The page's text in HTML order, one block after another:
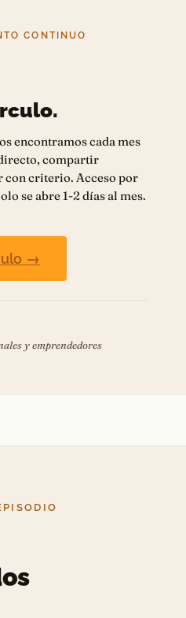
CONTINUO
encontramos cada mes
compartir
con criterio. Acceso por
se abre 1-2 días al mes.
→
y emprendedores